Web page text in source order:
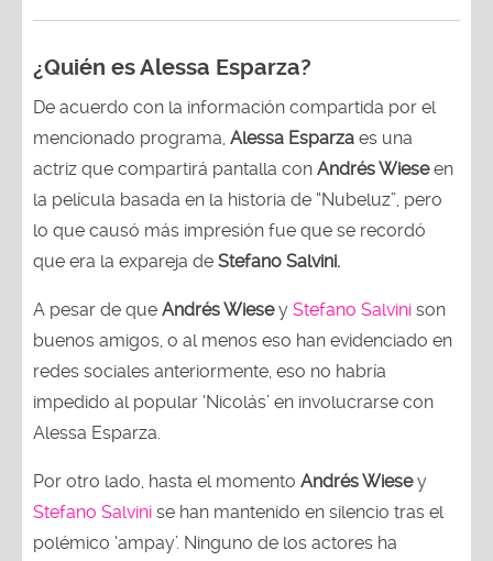
¿Quién es Alessa Esparza?
De acuerdo con la información compartida por el
mencionado programa, Alessa Esparza es una
actriz que compartirá pantalla con Andrés Wieseen
la película basada en la historia de “Nubeluz”, pero
lo que causó más impresión fue que se recordó
que era la expareja de Stefano Salvini.
A pesar de que Andrés Wiesey Stefano Salvini son
buenos amigos, o al menos eso han evidenciado en
redes sociales anteriormente, eso no habría
impedido al popular ‘Nicolás’ en involucrarse con
Alessa Esparza.
Por otro lado, hasta el momento Andrés Wiesey
Stefano Salvini se han mantenido en silencio tras el
polémico ‘ampay’. Ninguno de los actores ha